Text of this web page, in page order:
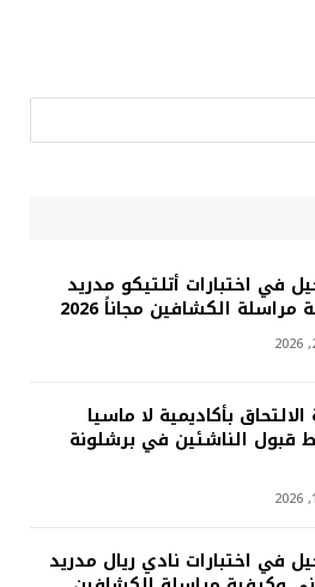
في اختبارات أتلتيكو مدريد
مراسلة الكشافين مجاناً 2026
بأكاديمية لا ماسيا
قبول الناشئين في برشلونة
في اختبارات نادي ريال مدريد